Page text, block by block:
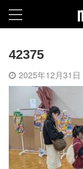
42375
2025年12月31日